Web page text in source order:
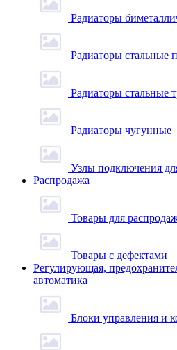
Радиаторы
Радиаторы стальные
Радиаторы стальные
Радиаторы чугунные
Узлы подключения
Распродажа
Товары для
Товары с дефектами
Регулирующая,
автоматика
Блоки управления и